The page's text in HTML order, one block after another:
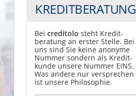
KREDITBERATUNG
Bei creditolo steht Kredit­
beratung an erster Stelle. Bei
uns sind Sie keine anonyme
Nummer sondern als Kredit­
kunde unsere Nummer EINS.
Was andere nur ver­sprechen
ist unsere Philosophie.